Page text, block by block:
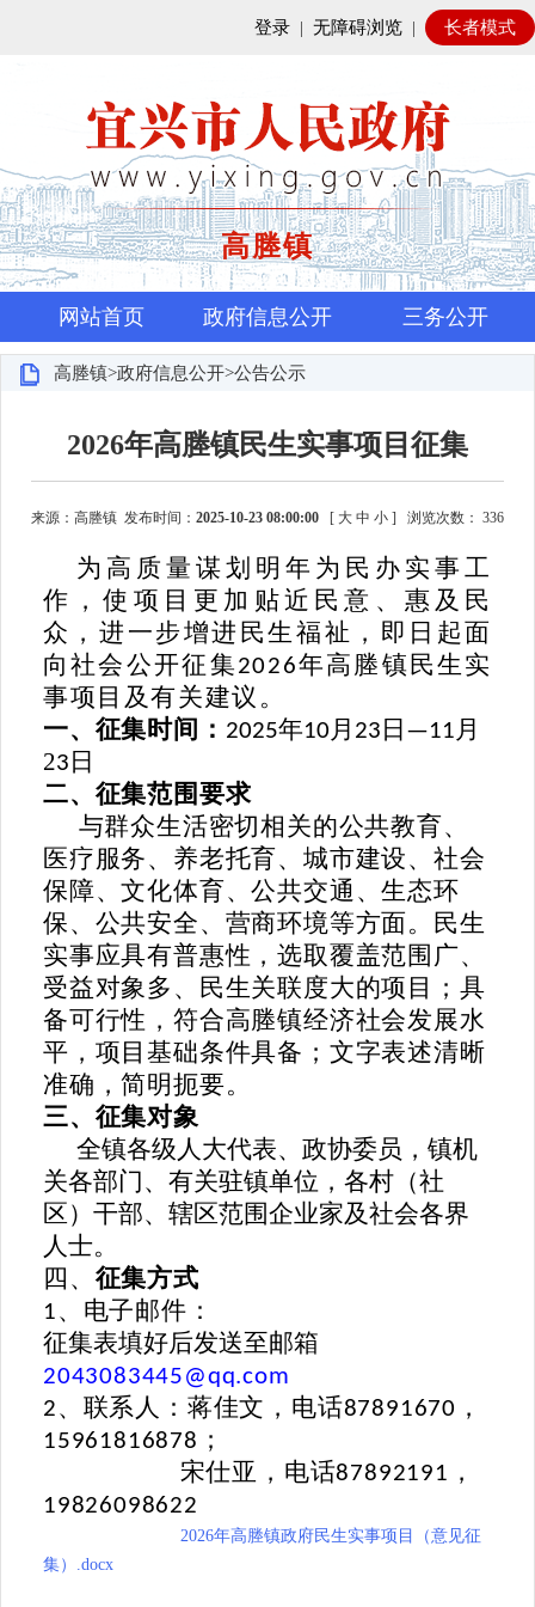
登录 | 无障碍浏览 | 长者模式
高塍镇
网站首页 政府信息公开 三务公开
高塍镇>政府信息公开>公告公示
2026年高塍镇民生实事项目征集
来源：高塍镇 发布时间： 2025-10-23 08:00:00 [ 大 中 小 ] 浏览次数： 336
为高质量谋划明年为民办实事工
作，使项目更加贴近民意、惠及民
众，进一步增进民生福祉，即日起面
向社会公开征集2026年高塍镇民生实
事项目 及有关建议。
一、征集时间 ： 2025年10月 23 日 —11月
23 日
二、征集范围要求
与群众生活密切相关的公共教育、
医疗服务、养老托育、城市建设、社会
保障、文化体育、公共交通、生态环
保、公共安全、营商环境等方面。民生
实事应具有普惠性，选取覆盖范围广、
受益对象多、民生关联度大的项目；具
备可行性，符合高塍镇经济社会发展水
平，项目基础条件具备；文字表述清晰
准确，简明扼要。
三、征集对象
全镇各级人大代表、政协委员，镇机
关各部门、有关驻镇单位，各村（社
区）干部、辖区范围企业家及社会各界
人士。
四、 征集方式
1、电子邮件：
征集表填好后发送至邮箱
2043083445@qq.com
2、联系人： 蒋佳文 ，电话87891670 ，
15961816878 ；
宋仕亚 ，电话87892191 ，
19826098622
2026年高塍镇政府民生实事项目（意见征
集）.docx